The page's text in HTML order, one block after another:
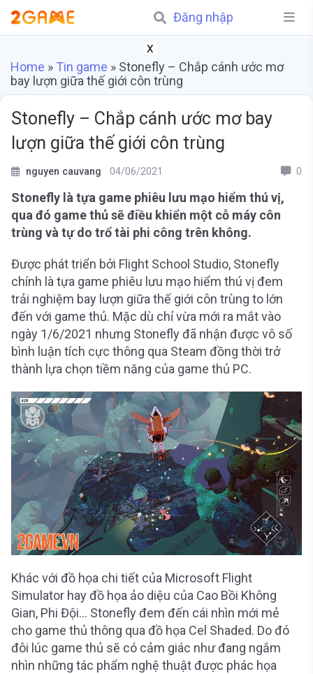
Đăng nhập
X
Home » Tin game » Stonefly – Chắp cánh ước mơ
bay lượn giữa thế giới côn trùng
Stonefly – Chắp cánh ước mơ bay
lượn giữa thế giới côn trùng
nguyen cauvang 04/06/2021 0
Stonefly là tựa game phiêu lưu mạo hiểm thú vị,
qua đó game thủ sẽ điều khiển một cỗ máy côn
trùng và tự do trổ tài phi công trên không.
Được phát triển bởi Flight School Studio, Stonefly
chính là tựa game phiêu lưu mạo hiểm thú vị đem
trải nghiệm bay lượn giữa thế giới côn trùng to lớn
đến với game thủ. Mặc dù chỉ vừa mới ra mắt vào
ngày 1/6/2021 nhưng Stonefly đã nhận được vô số
bình luận tích cực thông qua Steam đồng thời trở
thành lựa chọn tiềm năng của game thủ PC.
Khác với đồ họa chi tiết của Microsoft Flight
Simulator hay đồ họa ảo diệu của Cao Bồi Không
Gian, Phi Đội… Stonefly đem đến cái nhìn mới mẻ
cho game thủ thông qua đồ họa Cel Shaded. Do đó
đôi lúc game thủ sẽ có cảm giác như đang ngắm
nhìn những tác phẩm nghệ thuật được phác họa